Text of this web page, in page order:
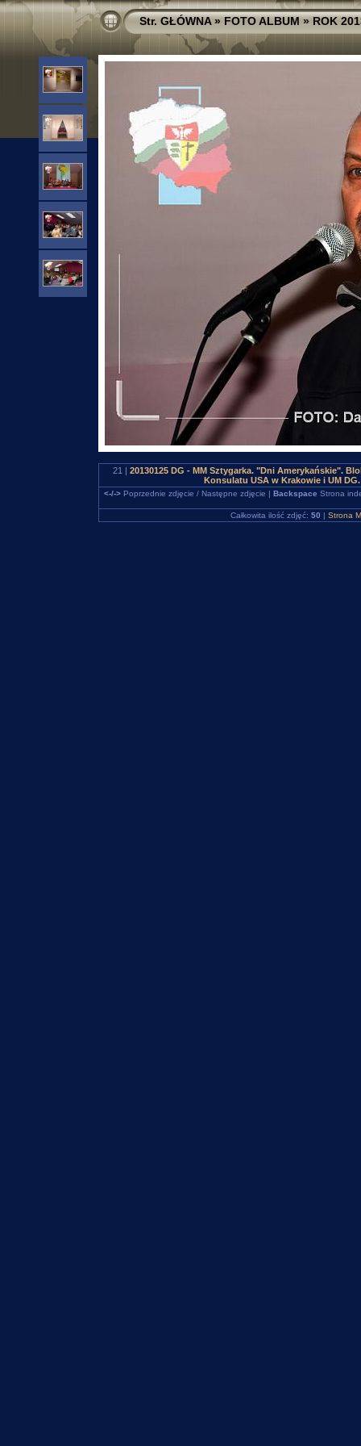
Str. GŁÓWNA»FOTO ALBUM»ROK
21 | 20130125 DG - MM Sztygarka. "Dni Amerykańskie".
Konsulatu USA w Krakowie i UM
<-/->Poprzednie zdjęcie / Następne zdjęcie | Backspace Strona
Całkowita ilość zdjęć: 50 | Strona